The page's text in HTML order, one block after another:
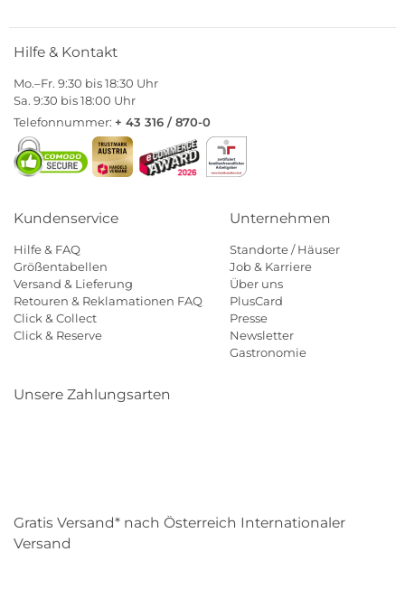
Hilfe & Kontakt
Mo.–Fr. 9:30 bis 18:30 Uhr
Sa. 9:30 bis 18:00 Uhr
Telefonnummer: + 43 316 / 870-0
Kundenservice
Hilfe & FAQ
Größentabellen
Versand & Lieferung
Retouren & Reklamationen FAQ
Click & Collect
Click & Reserve
Unternehmen
Standorte / Häuser
Job & Karriere
Über uns
PlusCard
Presse
Newsletter
Gastronomie
Unsere Zahlungsarten
Gratis Versand* nach Österreich Internationaler
Versand